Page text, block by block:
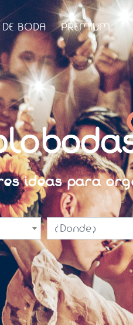
DE BODA PREMIUM
ideas para
¿Donde?